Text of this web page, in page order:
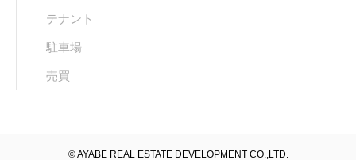
テナント
駐車場
売買
© AYABE REAL ESTATE DEVELOPMENT CO.,LTD.